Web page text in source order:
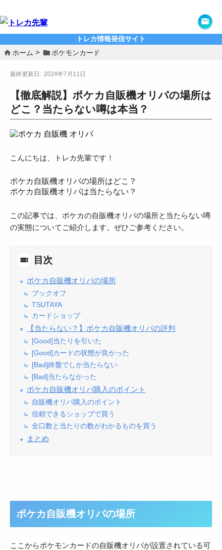
トレカ情報発信サイト
ホーム ポケモンカード
2024年7月11日
【徹底解説】ポケカ自販機オリパの場所は
どこ？当たらない噂は本当？
こんにちは、トレカ先輩です！
ポケカ自販機オリパの場所はどこ？
ポケカ自販機オリパは当たらない？
この記事では、ポケカの自販機オリパの場所と当たらない噂
の実態についてご紹介します。ぜひご参考ください。
目次
ポケカ自販機オリパの場所
ブックオフ
TSUTAYA
カードショップ
【当たらない？】ポケカ自販機オリパの評判
[Good]当たりを引いた
[Good]カードの状態が良かった
[Bad]終盤でしか当たらない
[Bad]当たらなかった
ポケカ自販機オリパ購入のポイント
自販機オリパ購入のポイント
信頼できるショップで買う
全口数と当たりの数がわかるものを買う
まとめ
ポケカ自販機オリパの場所
ここからポケモンカードの自販機オリパが設置されている可